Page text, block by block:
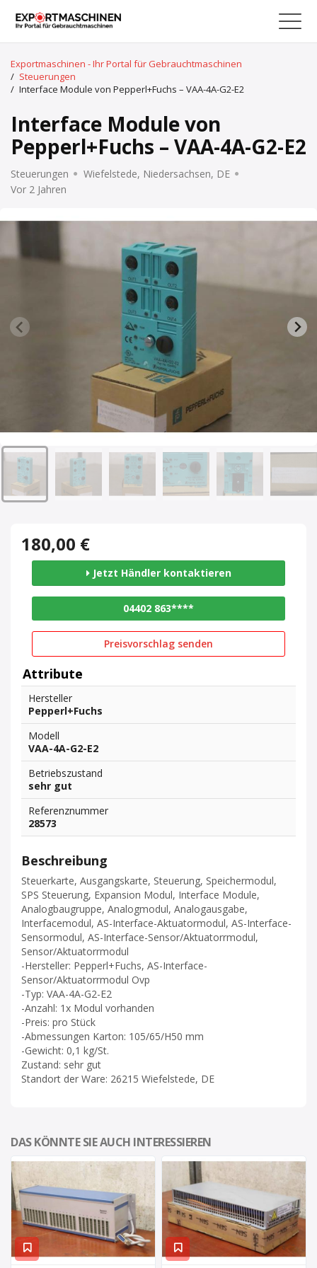
Exportmaschinen - Ihr Portal für Gebrauchtmaschinen
/ Steuerungen
/ Interface Module von Pepperl+Fuchs – VAA-4A-G2-E2
Interface Module von
Pepperl+Fuchs – VAA-4A-G2-E2
Steuerungen
Wiefelstede, Niedersachsen, DE
Vor 2 Jahren
180,00 €
Jetzt Händler kontaktieren
04402 863****
Preisvorschlag senden
Attribute
Hersteller
Pepperl+Fuchs
Modell
VAA-4A-G2-E2
Betriebszustand
sehr gut
Referenznummer
28573
Beschreibung
Steuerkarte, Ausgangskarte, Steuerung, Speichermodul,
SPS Steuerung, Expansion Modul, Interface Module,
Analogbaugruppe, Analogmodul, Analogausgabe,
Interfacemodul, AS-Interface-Aktuatormodul, AS-Interface-
Sensormodul, AS-Interface-Sensor/Aktuatorrmodul,
Sensor/Aktuatorrmodul
-Hersteller: Pepperl+Fuchs, AS-Interface-
Sensor/Aktuatorrmodul Ovp
-Typ: VAA-4A-G2-E2
-Anzahl: 1x Modul vorhanden
-Preis: pro Stück
-Abmessungen Karton: 105/65/H50 mm
-Gewicht: 0,1 kg/St.
Zustand: sehr gut
Standort der Ware: 26215 Wiefelstede, DE
DAS KÖNNTE SIE AUCH INTERESSIEREN